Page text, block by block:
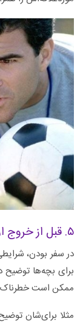
۵. قبل از خروج از خانه، قوانینی وضع کنید
در سفر بودن،
برای بچه‌ها توضیح
ممکن است خطرناک
مثلا برای‌شان